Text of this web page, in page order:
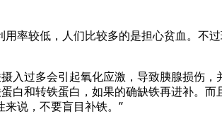
率较低，人们比较多的是担心贫血。不
入过多会引起氧化应激，导致胰腺损伤
白和转铁蛋白，如果的确缺铁再进补。
说，不要盲目补铁。”